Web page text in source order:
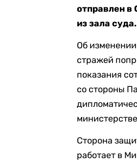
отправлен в
из зала
Об
стражей
показания
со стороны
Сторона
работает в